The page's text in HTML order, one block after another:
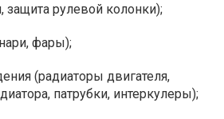
защита рулевой колонки);
фары);
(радиаторы двигателя,
патрубки, интеркулеры);